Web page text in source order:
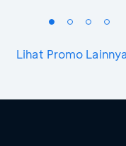
Lihat Promo Lainnya